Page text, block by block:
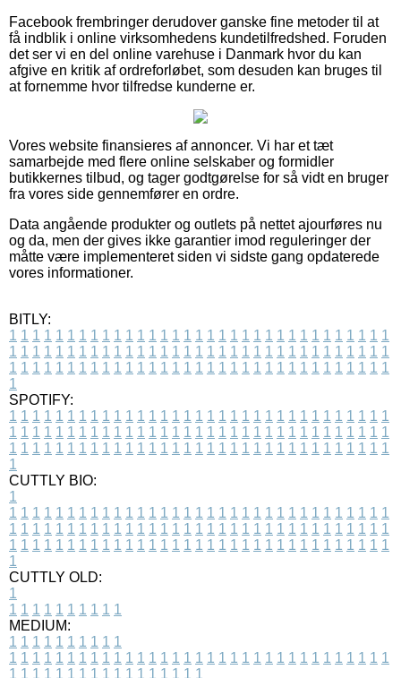
Facebook frembringer derudover ganske fine metoder til at
få indblik i online virksomhedens kundetilfredshed. Foruden
det ser vi en del online varehuse i Danmark hvor du kan
afgive en kritik af ordreforløbet, som desuden kan bruges til
at fornemme hvor tilfredse kunderne er.
Vores website finansieres af annoncer. Vi har et tæt
samarbejde med flere online selskaber og formidler
butikkernes tilbud, og tager godtgørelse for så vidt en bruger
fra vores side gennemfører en ordre.
Data angående produkter og outlets på nettet ajourføres nu
og da, men der gives ikke garantier imod reguleringer der
måtte være implementeret siden vi sidste gang opdaterede
vores informationer.
BITLY:
1 1 1 1 1 1 1 1 1 1 1 1 1 1 1 1 1 1 1 1 1 1 1 1 1 1 1 1 1 1 1 1 1
1 1 1 1 1 1 1 1 1 1 1 1 1 1 1 1 1 1 1 1 1 1 1 1 1 1 1 1 1 1 1 1 1
1 1 1 1 1 1 1 1 1 1 1 1 1 1 1 1 1 1 1 1 1 1 1 1 1 1 1 1 1 1 1 1 1
1
SPOTIFY:
1 1 1 1 1 1 1 1 1 1 1 1 1 1 1 1 1 1 1 1 1 1 1 1 1 1 1 1 1 1 1 1 1
1 1 1 1 1 1 1 1 1 1 1 1 1 1 1 1 1 1 1 1 1 1 1 1 1 1 1 1 1 1 1 1 1
1 1 1 1 1 1 1 1 1 1 1 1 1 1 1 1 1 1 1 1 1 1 1 1 1 1 1 1 1 1 1 1 1
1
CUTTLY BIO:
1
1 1 1 1 1 1 1 1 1 1 1 1 1 1 1 1 1 1 1 1 1 1 1 1 1 1 1 1 1 1 1 1 1
1 1 1 1 1 1 1 1 1 1 1 1 1 1 1 1 1 1 1 1 1 1 1 1 1 1 1 1 1 1 1 1 1
1 1 1 1 1 1 1 1 1 1 1 1 1 1 1 1 1 1 1 1 1 1 1 1 1 1 1 1 1 1 1 1 1
1
CUTTLY OLD:
1
1 1 1 1 1 1 1 1 1 1
MEDIUM:
1 1 1 1 1 1 1 1 1 1
1 1 1 1 1 1 1 1 1 1 1 1 1 1 1 1 1 1 1 1 1 1 1 1 1 1 1 1 1 1 1 1 1
1 1 1 1 1 1 1 1 1 1 1 1 1 1 1 1 1